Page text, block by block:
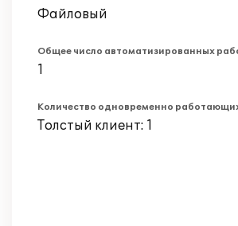
Файловый
Общее число автоматизированных
1
Количество одновременно
Толстый клиент: 1